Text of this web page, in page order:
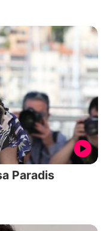
Paradis